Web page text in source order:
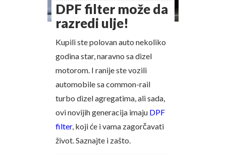
DPF filter može da
razredi ulje!
Kupili ste polovan auto nekoliko
godina star, naravno sa dizel
motorom. I ranije ste vozili
automobile sa common-rail
turbo dizel agregatima, ali sada,
ovi novijih generacija imaju DPF
filter, koji će i vama zagorčavati
život. Saznajte i zašto.